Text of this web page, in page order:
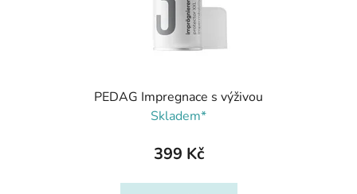
PEDAG Impregnace s výživou
Skladem*
399 Kč